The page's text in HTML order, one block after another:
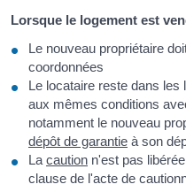
Lorsque le logement est
Le nouveau propriétaire
coordonnées
Le locataire reste dans
aux mêmes conditions
notamment le nouveau
dépôt de garantie à son
La caution n'est pas
clause de l'acte de